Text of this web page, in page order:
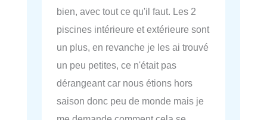
bien, avec tout ce qu'il faut. Les 2
piscines intérieure et extérieure sont
un plus, en revanche je les ai trouvé
un peu petites, ce n'était pas
dérangeant car nous étions hors
saison donc peu de monde mais je